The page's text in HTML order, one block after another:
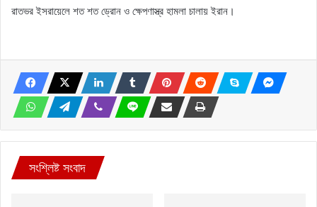
রাতভর ইসরায়েলে শত শত ড্রোন ও ক্ষেপণাস্ত্র হামলা চালায় ইরান।
সংশ্লিষ্ট সংবাদ